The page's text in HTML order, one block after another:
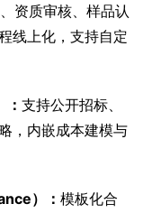
资质审核、样品认
线上化，支持自定
支持公开招标、
，内嵌成本建模与
）： 模板化合